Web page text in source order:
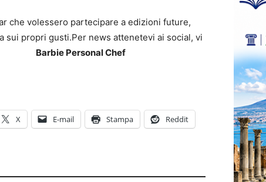
che volessero partecipare a edizioni future,
sui propri gusti.Per news attenetevi ai social, vi
Barbie Personal Chef
X E-mail Stampa Reddit